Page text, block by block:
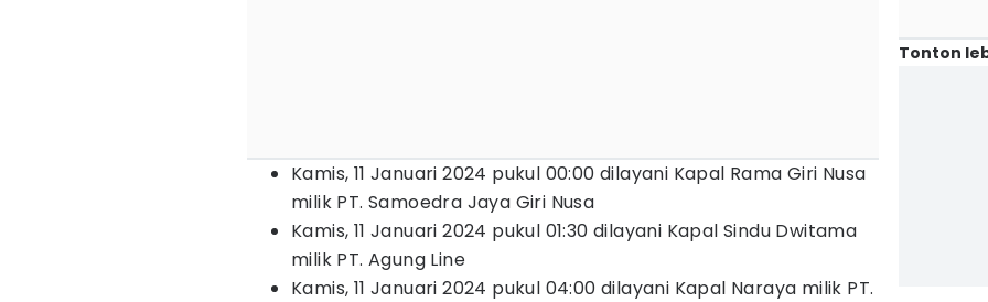
Kamis, 11 Januari 2024 pukul 00:00 dilayani Kapal Rama Giri Nusa
milik PT. Samoedra Jaya Giri Nusa
Kamis, 11 Januari 2024 pukul 01:30 dilayani Kapal Sindu Dwitama
milik PT. Agung Line
Kamis, 11 Januari 2024 pukul 04:00 dilayani Kapal Naraya milik PT.
Tonton